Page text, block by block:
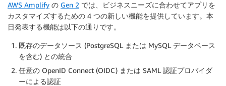
AWS Amplify の Gen 2 では、ビジネスニーズに合わせてアプリを
カスタマイズするための 4 つの新しい機能を提供しています。本
日発表する機能は以下の通りです。
既存のデータソース (PostgreSQL または MySQL データベース
を含む) との統合
任意の OpenID Connect (OIDC) または SAML 認証プロバイダ
ーによる認証